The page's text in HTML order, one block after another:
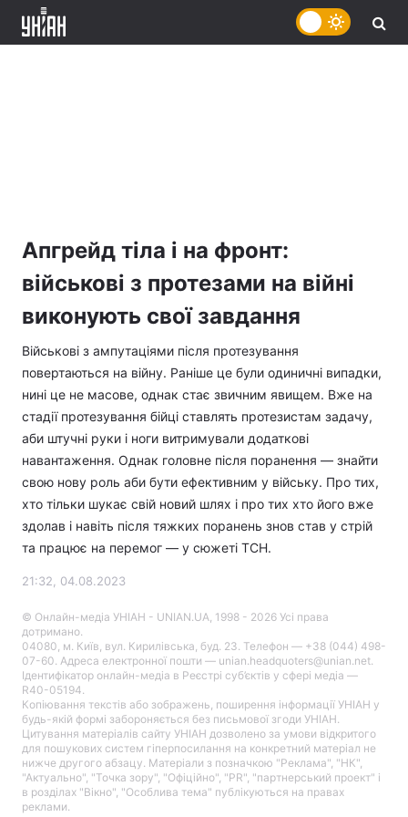
Апгрейд тіла і на фронт:
військові з протезами на війні
виконують свої завдання
Військові з ампутаціями після протезування
повертаються на війну. Раніше це були одиничні випадки,
нині це не масове, однак стає звичним явищем. Вже на
стадії протезування бійці ставлять протезистам задачу,
аби штучні руки і ноги витримували додаткові
навантаження. Однак головне після поранення — знайти
свою нову роль аби бути ефективним у війську. Про тих,
хто тільки шукає свій новий шлях і про тих хто його вже
здолав і навіть після тяжких поранень знов став у стрій
та працює на перемог — у сюжеті ТСН.
21:32, 04.08.2023
© Онлайн-медіа УНІАН - UNIAN.UA, 1998 - 2026 Усі права
дотримано.
04080, м. Київ, вул. Кирилівська, буд. 23. Телефон — +38 (044) 498-
07-60. Адреса електронної пошти — unian.headquoters@unian.net.
Ідентифікатор онлайн-медіа в Реєстрі суб’єктів у сфері медіа —
R40-05194.
Копіювання текстів або зображень, поширення інформації УНІАН у
будь-якій формі забороняється без письмової згоди УНІАН.
Цитування матеріалів сайту УНІАН дозволено за умови відкритого
для пошукових систем гіперпосилання на конкретний матеріал не
нижче другого абзацу. Матеріали з позначкою "Реклама", "НК",
"Актуально", "Точка зору", "Офіційно", "PR", "партнерський проект" і
в розділах "Вікно", "Особлива тема" публікуються на правах
реклами.